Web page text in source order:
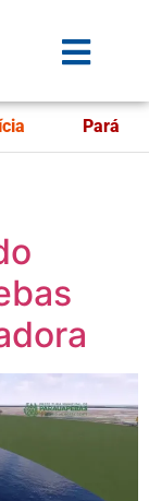
Pará